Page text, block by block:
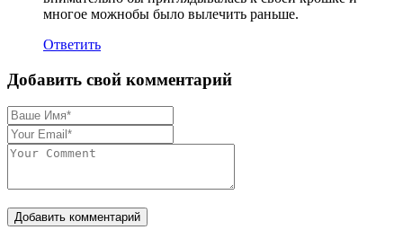
многое можнобы было вылечить раньше.
Ответить
Добавить свой комментарий